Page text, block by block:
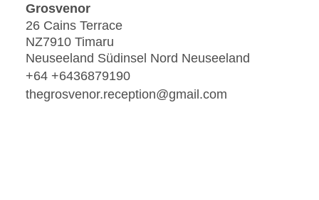
Grosvenor
26 Cains Terrace
NZ7910 Timaru
Neuseeland Südinsel Nord Neuseeland
+64 +6436879190
thegrosvenor.reception@gmail.com